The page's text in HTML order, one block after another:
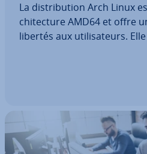
La dis­tri­bu­tion Arch Linux
chi­tec­ture AMD64 et offre
libertés aux uti­li­sa­teurs.